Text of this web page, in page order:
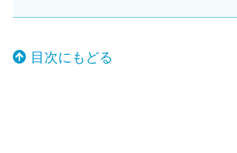
目次にもどる